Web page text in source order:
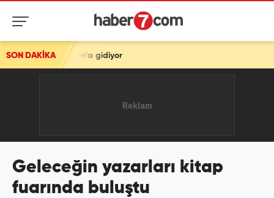
SON DAKİKA
gidiyor
Geleceğin yazarları kitap
fuarında buluştu